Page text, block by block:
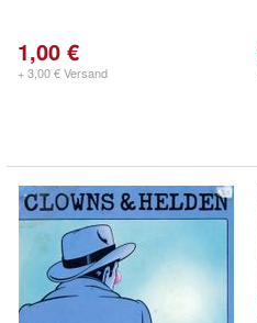
1,00 €
+ 3,00 € Versand